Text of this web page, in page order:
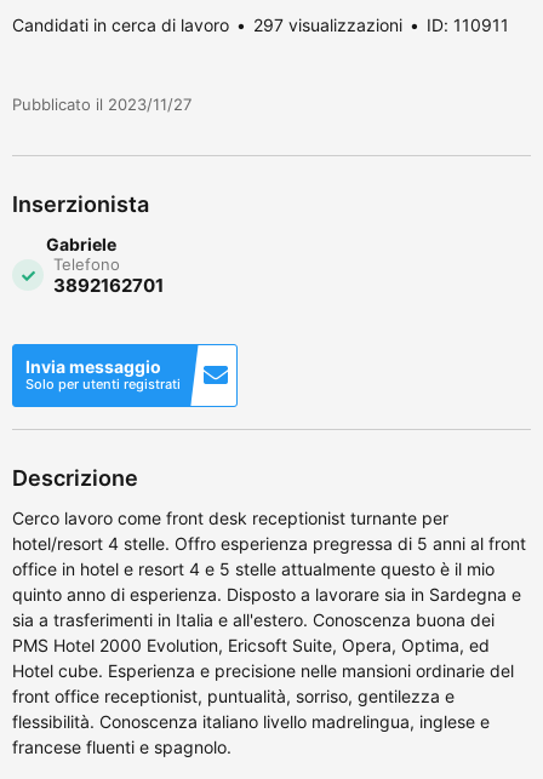
Candidati in cerca di lavoro 297 visualizzazioni ID: 110911
Pubblicato il 2023/11/27
Inserzionista
Gabriele
Telefono
3892162701
Invia messaggio
Solo per utenti registrati
Descrizione
Cerco lavoro come front desk receptionist turnante per
hotel/resort 4 stelle. Offro esperienza pregressa di 5 anni al front
office in hotel e resort 4 e 5 stelle attualmente questo è il mio
quinto anno di esperienza. Disposto a lavorare sia in Sardegna e
sia a trasferimenti in Italia e all'estero. Conoscenza buona dei
PMS Hotel 2000 Evolution, Ericsoft Suite, Opera, Optima, ed
Hotel cube. Esperienza e precisione nelle mansioni ordinarie del
front office receptionist, puntualità, sorriso, gentilezza e
flessibilità. Conoscenza italiano livello madrelingua, inglese e
francese fluenti e spagnolo.